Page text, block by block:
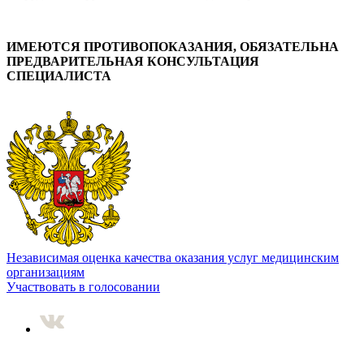
ИМЕЮТСЯ ПРОТИВОПОКАЗАНИЯ, ОБЯЗАТЕЛЬНА
ПРЕДВАРИТЕЛЬНАЯ КОНСУЛЬТАЦИЯ
СПЕЦИАЛИСТА
Независимая оценка качества оказания услуг медицинским
организациям
Участвовать в голосовании